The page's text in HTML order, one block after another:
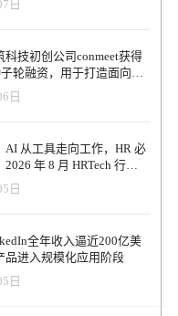
，包括职业培训机会有
障碍。全美范围内，近60%
可持续职业生涯的成功跳
完成进阶培训后，收入增
美元到3万美元不等，且需
作，在全国31个培训点将
在谷歌的再度支持下，
能工具，确保数字化转型
工智能培训融入CEO基于
日
科技初创公司conmeet获得
轮融资，用于打造面向贸
AI操作系统
日
AI 从工具走向工作，HR 必
年 8 月 HRTech 行业
日
全年收入逼近200亿美
品进入规模化应用阶段
日